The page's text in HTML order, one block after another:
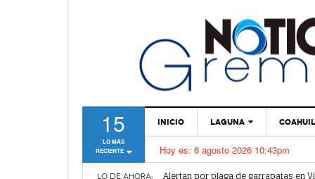
15
LO MÁS
RECIENTE
INICIO LAGUNA
TORREÓN
GÓMEZ PALACIO
Hoy es: 6 agosto 2026 10:43pm
LO DE AHORA:
Alertan por plaga de garrapatas en